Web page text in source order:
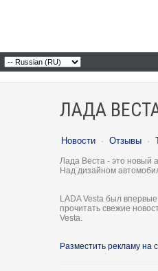
ЛАДА ВЕСТА
Новости · Отзывы ·
Лада Веста - это новый
Над дизайном
LADA Vesta был
прочитать свежие
Vesta.
Разместить рекламу на